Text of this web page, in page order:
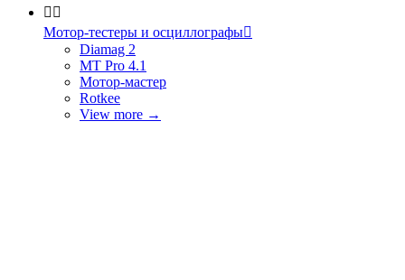
 
Мотор-тестеры и осциллографы
Diamag 2
MT Pro 4.1
Мотор-мастер
Rotkee
View more →